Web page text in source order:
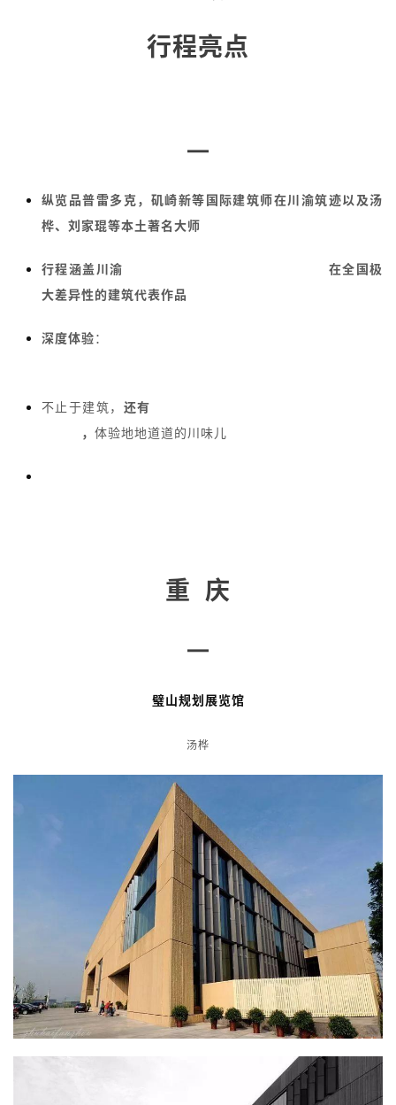
行程亮点
—
纵览品普雷多克，矶崎新等国际建筑师在川渝筑迹以及汤
桦、刘家琨等本土著名大师
行程涵盖川渝
在全国极
大差异性的建筑代表作品
深度体验：
不止于建筑， 还有
， 体验地地道道的川味儿
重 庆
—
璧山规划展览馆
汤桦